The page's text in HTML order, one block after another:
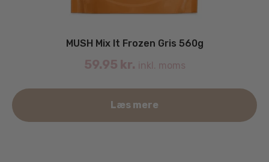
MUSH Mix It Frozen Gris 560g
59.95 kr. inkl. moms
Læs mere